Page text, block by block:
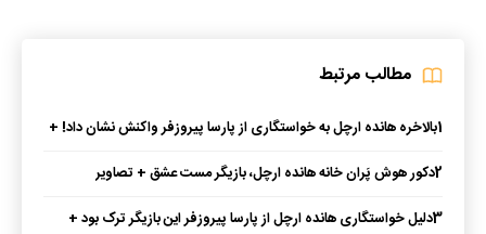
مطالب مرتبط
1بالاخره هانده ارچل به خواستگاری از پارسا پیروزفر واکنش نشان داد! +
2دکور هوش پَران خانه هانده ارچل، بازیگر مست عشق + تصاویر
3دلیل خواستگاری هانده ارچل از پارسا پیروزفر این بازیگر ترک بود +